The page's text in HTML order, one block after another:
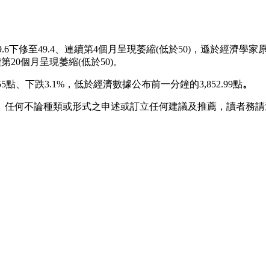
下修至49.4、連續第4個月呈現萎縮(低於50)，遜於經濟學
20個月呈現萎縮(低於50)。
、下跌3.1%，低於經濟數據公布前一分鐘的3,852.99點。
何不論種類或形式之申述或訂立任何建議及推薦，讀者務